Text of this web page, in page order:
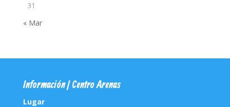
31
« Mar
Información | Centro Arenas
Lugar